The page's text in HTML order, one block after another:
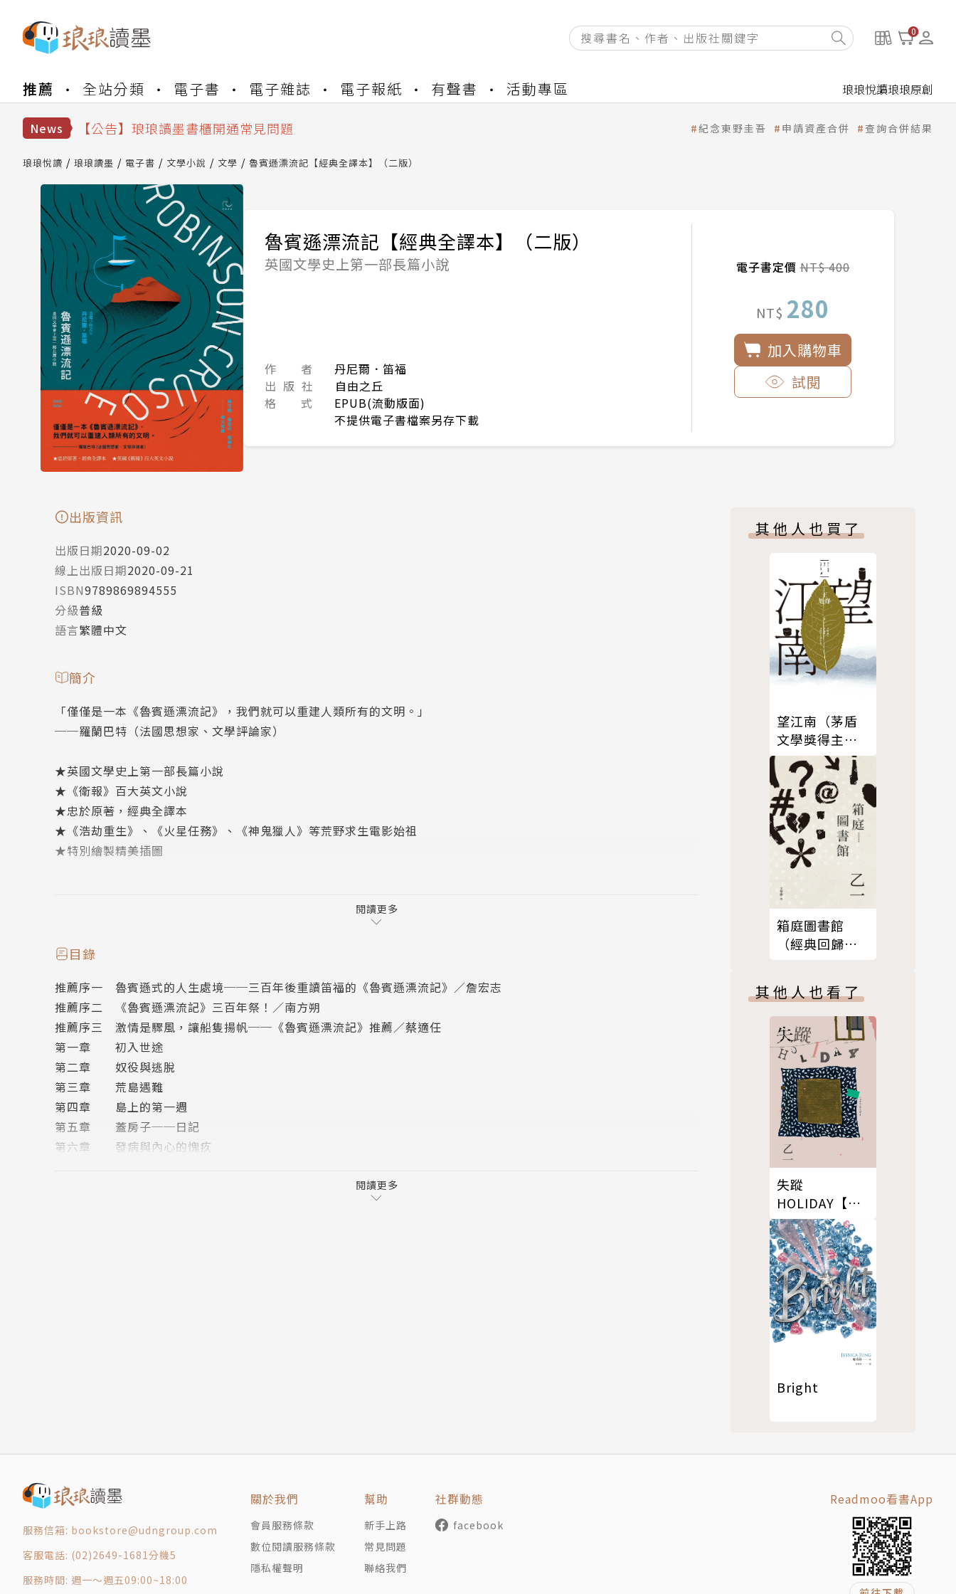
0
推薦 全站分類 電子書 電子雜誌 電子報紙 有聲書 活動專區 琅琅悅讀琅琅原創
News
【公告】因 Readmoo 讀墨系統維護中，本站同步暫停部分閱讀服務
【公告】琅琅讀墨書櫃開通常見問題
【公告】琅琅書店服務升級重要說明及資產合併結果查詢
【公告】因 Readmoo 讀墨系統維護中，本站同步暫停部分閱讀服務
紀念東野圭吾 申請資產合併 查詢合併結果
琅琅悅讀 琅琅讀墨 電子書 文學小說 文學 魯賓遜漂流記【經典全譯本】（二版）
魯賓遜漂流記【經典全譯本】（二版）
英國文學史上第一部長篇小說
作 者
丹尼爾．笛福
出 版 社
自由之丘
格 式
EPUB(流動版面)
不提供電子書檔案另存下載
電子書定價NT$ 400
NT$ 280
加入購物車
試閱
出版資訊
出版日期2020-09-02
線上出版日期2020-09-21
ISBN9789869894555
分級普級
語言繁體中文
簡介
「僅僅是一本《魯賓遜漂流記》，我們就可以重建人類所有的文明。」
──羅蘭巴特（法國思想家、文學評論家）
★英國文學史上第一部長篇小說
★《衛報》百大英文小說
★忠於原著，經典全譯本
★《浩劫重生》、《火星任務》、《神鬼獵人》等荒野求生電影始祖
★特別繪製精美插圖
我知道即使自己身處孤獨的環境，也能活得比任何狀態中更幸福。
※—※—※—※—※—※—※—※—※—※—※—※—※—※—※—※—※—※—※—※—※
我們的人生，何嘗不是一次掉落荒島的求生歷程？
魯賓遜的故事是一部無可取代的冒險傳奇。在建造外在的有形事物同時，也撫慰了內心的焦慮與惶恐。他一邊著手建造，
一邊試圖扭轉現況，《魯賓遜漂流記》帶領長大中與長大後的我們，逃離現實紛擾，展開一段與他人隔絕，全然面對自我
的辯證。
59歲的笛福在300年前寫出這本英國文學史上第一部長篇小說，
講述了文明再造與心靈重塑，影響無數後世作家，笛福也因此被譽為「英國小說之父」。
丹尼爾．笛福（Daniel Defoe，1660年9月13日－1731年4月24日）
《法國時事評論》。1708年哈利失勢，笛福繼續支持其繼任者戈多爾芬，直到1713年雜誌中斷。
1719年，笛福根據水手亞歷山大．塞爾柯克的一部分經歷和自己構思，完成了自己最著名的作品《魯賓遜漂流記》（Ro
binson Crusoe）。出版以後大受歡迎，一年之內竟然出了四版，三百年來依然在世界各地流傳閱讀。魯賓遜也成為與困
難抗爭的典型人物，讓笛福被視作英國小說的開創者之一。
謝濱安
閱讀更多
目錄
推薦序一 魯賓遜式的人生處境──三百年後重讀笛福的《魯賓遜漂流記》／詹宏志
推薦序二 《魯賓遜漂流記》三百年祭！／南方朔
推薦序三 激情是驟風，讓船隻揚帆──《魯賓遜漂流記》推薦／蔡適任
第一章 初入世途
第二章 奴役與逃脫
第三章 荒島遇難
第四章 島上的第一週
第五章 蓋房子──日記
第六章 發病與內心的愧疚
閱讀更多
其他人也買了
望江南（茅盾
文學獎得主王
旭烽，繼【茶
人三部曲】
後，最新史詩
力作）
箱庭圖書館
（經典回歸
其他人也看了
失蹤
HOLIDAY【出
版20週年全新
修訂版】
Bright
服務信箱: bookstore@udngroup.com
客服電話: (02)2649-1681分機5
服務時間: 週一～週五09:00~18:00
關於我們
會員服務條款
數位閱讀服務條款
隱私權聲明
幫助
新手上路
常見問題
聯絡我們
社群動態
facebook
Readmoo看書App